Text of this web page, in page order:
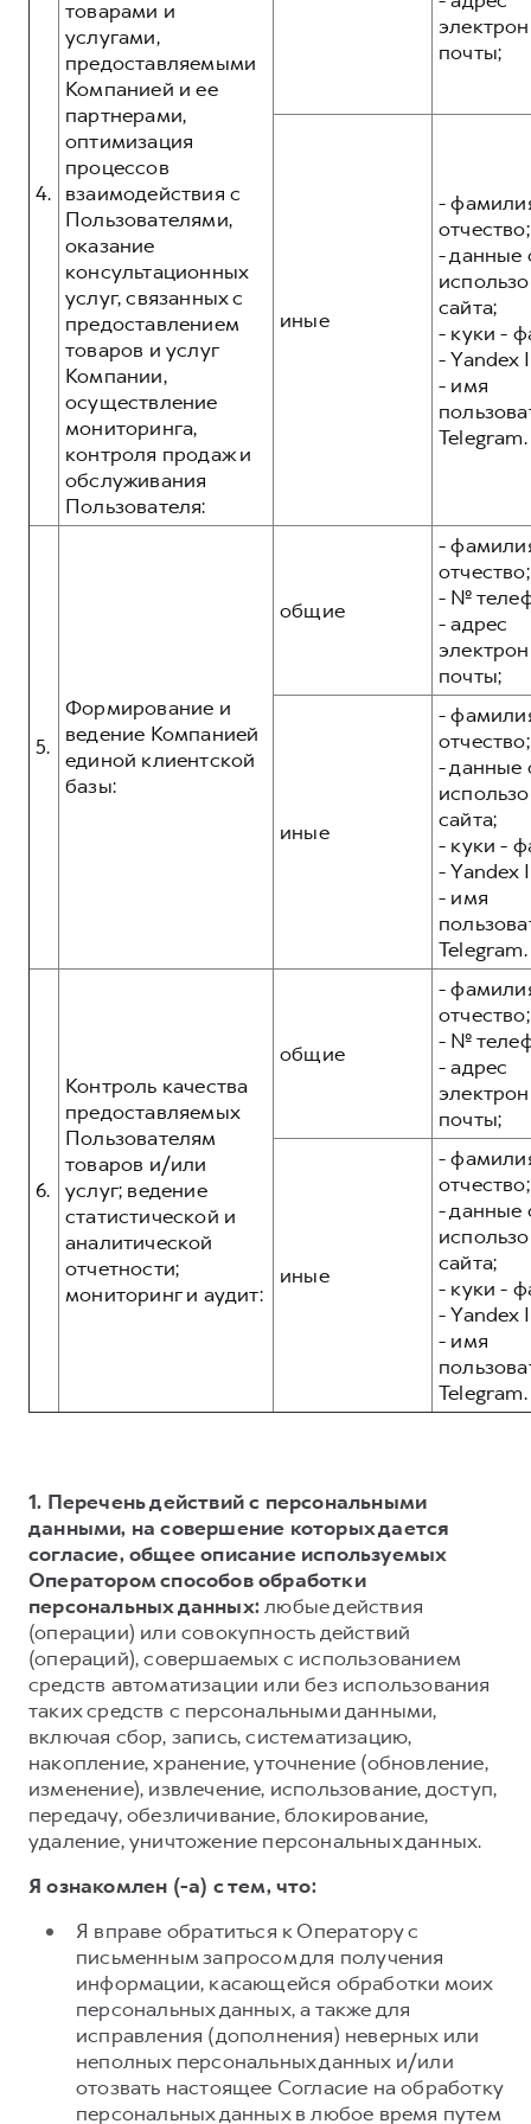
4.
товарами и
услугами,
предоставляемыми
Компанией и ее
партнерами,
оптимизация
процессов
взаимодействия с
Пользователями,
оказание
консультационных
услуг, связанных с
предоставлением
товаров и услуг
Компании,
осуществление
мониторинга,
контроля продаж и
обслуживания
Пользователя:
почты;
иные
-
отчество;
- данные
сайта;
- куки -
- Yandex
- имя
Telegram.
5.
Формирование и
ведение Компанией
единой клиентской
базы:
общие
-
отчество;
- №
- адрес
почты;
иные
-
отчество;
- данные
сайта;
- куки -
- Yandex
- имя
Telegram.
6.
Контроль качества
предоставляемых
Пользователям
товаров и/или
услуг; ведение
статистической и
аналитической
отчетности;
мониторинг и аудит:
общие
-
отчество;
- №
- адрес
почты;
иные
-
отчество;
- данные
сайта;
- куки -
- Yandex
- имя
Telegram.
1. Перечень действий с персональными
данными, на совершение которых дается
согласие, общее описание используемых
Оператором способов обработки
персональных данных:любые действия
(операции) или совокупность действий
(операций), совершаемых с использованием
средств автоматизации или без использования
таких средств с персональными данными,
включая сбор, запись, систематизацию,
накопление, хранение, уточнение (обновление,
изменение), извлечение, использование, доступ,
передачу, обезличивание, блокирование,
удаление, уничтожение персональных данных.
Я ознакомлен (-а) с тем, что:
Я вправе обратиться к Оператору с
письменным запросом для получения
информации, касающейся обработки моих
персональных данных, а также для
исправления (дополнения) неверных или
неполных персональных данных и/или
отозвать настоящее Согласие на обработку
персональных данных в любое время путем